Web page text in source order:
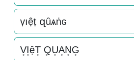
ṿıệṭ զȗѧṅɢ
V͙I͙ệT͙ Q͙U͙A͙N͙G͙